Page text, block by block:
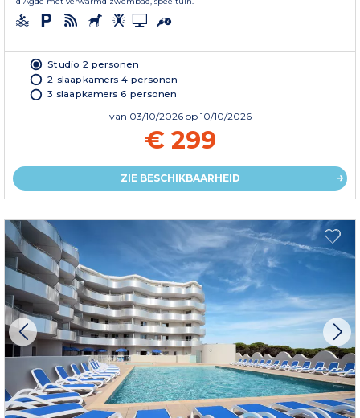
Studio 2 personen
2 slaapkamers 4 personen
3 slaapkamers 6 personen
van 03/10/2026 op 10/10/2026
€ 299
ZIE BESCHIKBAARHEID